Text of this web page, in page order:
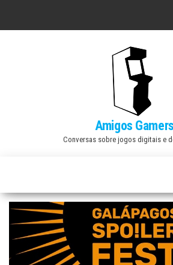
Amigos Gamers
Conversas sobre jogos digitais e